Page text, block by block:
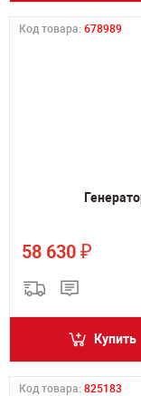
Код товара: 678989
58 630 ₽
Купить
Код товара: 825183